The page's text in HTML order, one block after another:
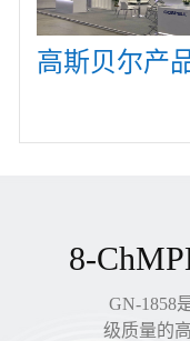
8-
GN-1858
级质量的